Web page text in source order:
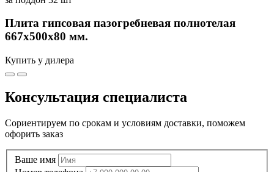
Плита гипсовая пазогребневая полнотелая
667х500х80 мм.
Купить у дилера
Консультация специалиста
Сориентируем по срокам и условиям доставки, поможем
офорить заказ
Ваше имя